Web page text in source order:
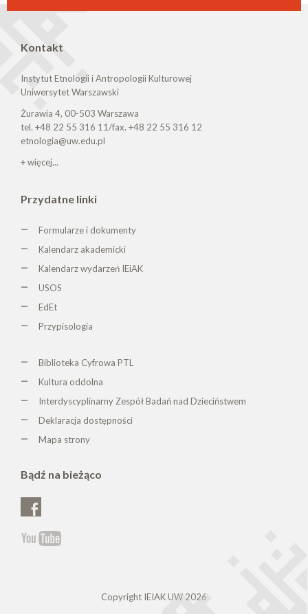
Kontakt
Instytut Etnologii i Antropologii Kulturowej
Uniwersytet Warszawski
Żurawia 4, 00-503 Warszawa
tel. +48 22 55 316 11/fax. +48 22 55 316 12
etnologia@uw.edu.pl
+ więcej...
Przydatne linki
Formularze i dokumenty
Kalendarz akademicki
Kalendarz wydarzeń IEiAK
USOS
EdEt
Przypisologia
Biblioteka Cyfrowa PTL
Kultura oddolna
Interdyscyplinarny Zespół Badań nad Dzieciństwem
Deklaracja dostępności
Mapa strony
Bądź na bieżąco
Copyright IEIAK UW 2026